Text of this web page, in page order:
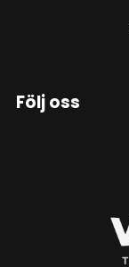
Följ oss